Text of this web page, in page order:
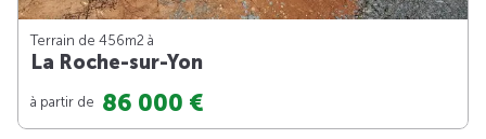
Terrain de 456m2 à
La Roche-sur-Yon
à partir de 86 000 €